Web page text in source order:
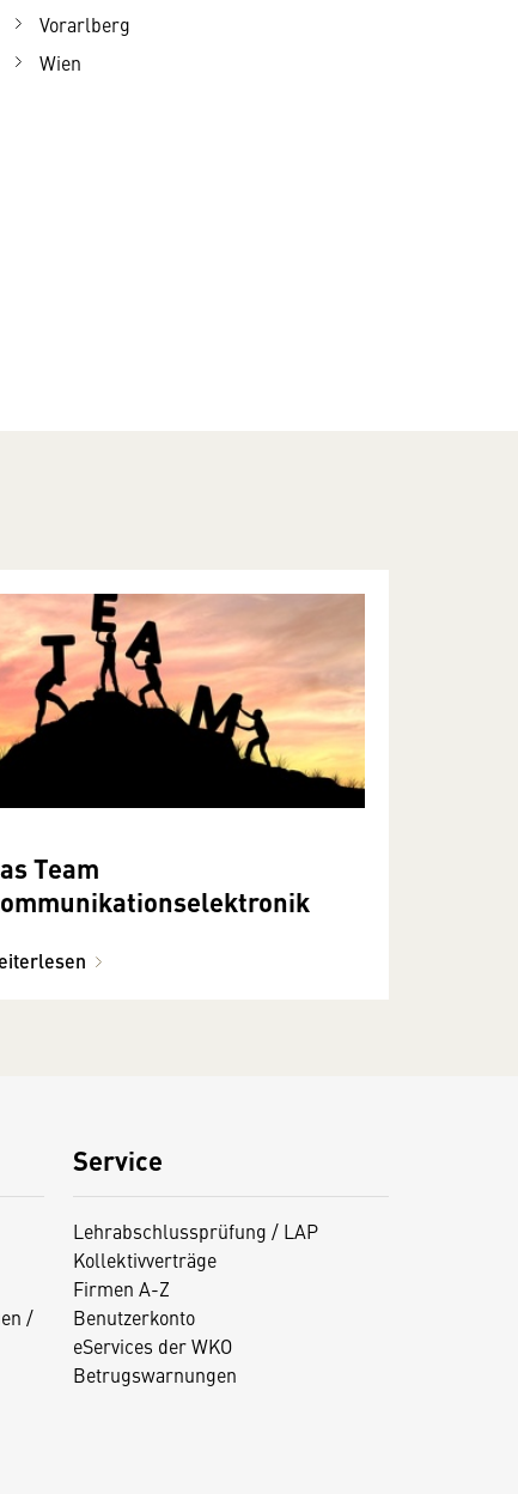
Vorarlberg
Wien
Team
/
Service
Lehrabschlussprüfung / LAP
Kollektivverträge
Firmen A-Z
Benutzerkonto
eServices der WKO
Betrugswarnungen